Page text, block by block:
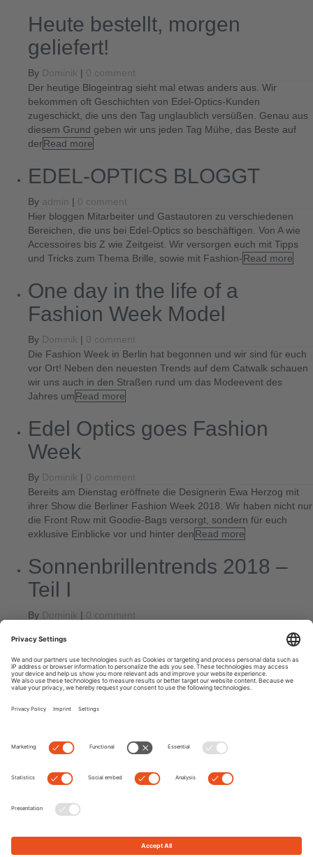
Heute bestellt, morgen
geliefert!
By Dominik | 0 comment
Der heutige Blogeintrag sieht mal etwas anders aus. Wir
bekommen oft Geschichten von Edel-Optics-Kunden
zugeschickt, die uns den Tag unglaublich versüßen. Genau aus
diesem Grund geben wir uns jeden Tag Mühe, das Beste auf
derRead more
EDEL-OPTICS BLOGGT
By admin | 0 comment
Hier bloggen Mitarbeiter und Gastautoren zu verschiedenen
Bereichen, die uns bei Edel-Optics so beschäftigen. Von A wie
Accessoires bis Z wie Zeitgeist. Wir versorgen euch mit Tipps
und Tricks zum Thema Brille, sowie mit Fashion-Read more
One day in the life of a
Fashion Week Model
By Dominik | 0 comment
Die Fashion Week in Berlin hat begonnen und wir sind für euch
vor Ort! Neben den neuesten Trends auf dem Catwalk schauen
wir uns auch in den Straßen rund um das Modeevent des
Jahres umRead more
Edel Optics goes Fashion
Week
By Dominik | 0 comment
Bereits am Dienstag eröffnete die Designerin Ewa Herzog mit
ihrer Show die Berliner Fashion Week 2018. Wir haben nicht nur
die Front Row mit Goodie-Bags versorgt, sondern für euch
exklusive Einblicke vor und hinter denRead more
Sonnenbrillentrends 2018 –
Teil I
By Dominik | 0 comment
Ganz nach dem Edel-Optics-Motto SEE AND BE SEEN sind im
Jahr 2018 facettenreiche Brillenmodelle angesagt. Man darf sich
auf eine große Auswahl an Sonnenbrillen mit auffälligen
Rahmen freuen: Brillenrahmen werden transparent, sechs- und
achteckige BrillenRead more
NextPrevious
50 Jahre Porsche Design: Die Jubiläums-Sonnenbrillen
Die 9 besten Polarisationsbrillen für Angeln & Wassersport 2022